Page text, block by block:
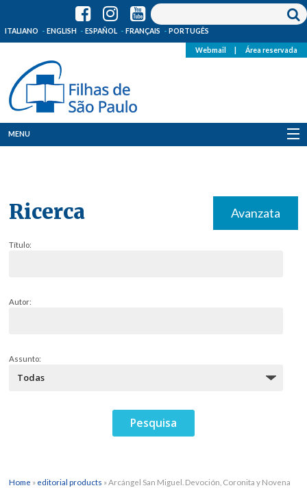
ITALIANO ENGLISH ESPAÑOL FRANÇAIS PORTUGÊS
Webmail Área reservada
MENU
Ricerca Avanzata
Título:
Autor:
Assunto:
Home » editorial products »Arcángel San Miguel. Devoción, Coronita y Novena